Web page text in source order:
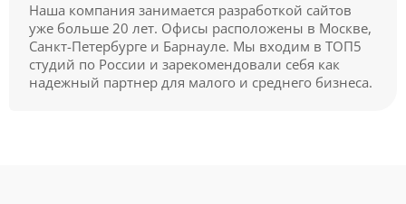
Наша компания занимается разработкой сайтов
уже больше 20 лет. Офисы расположены в Москве,
Санкт-Петербурге и Барнауле. Мы входим в ТОП5
студий по России и зарекомендовали себя как
надежный партнер для малого и среднего бизнеса.